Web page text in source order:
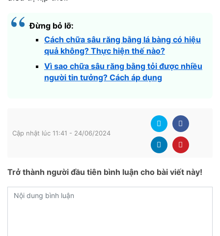
Đừng bỏ lỡ:
Cách chữa sâu răng bằng lá bàng có hiệu
quả không? Thực hiện thế nào?
Vì sao chữa sâu răng bằng tỏi được nhiều
người tin tưởng? Cách áp dụng
Cập nhật lúc 11:41 - 24/06/2024
Trở thành người đầu tiên bình luận cho bài viết này!